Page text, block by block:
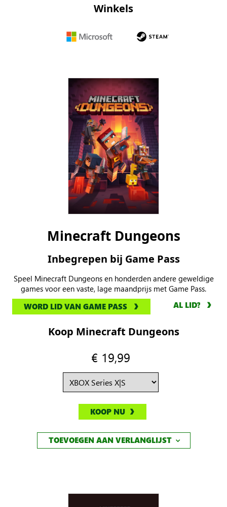
Winkels
Minecraft Dungeons
Inbegrepen bij Game Pass
Speel Minecraft Dungeons en honderden andere geweldige
games voor een vaste, lage maandprijs met Game Pass.
WORD LID VAN GAME PASS
AL LID?
Koop Minecraft Dungeons
€ 19,99
KOOP NU
TOEVOEGEN AAN VERLANGLIJST